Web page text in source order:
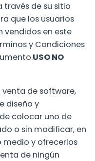
través de su sitio
que los usuarios
vendidos en este
y Condiciones
USO NO
de software,
diseño y
colocar uno de
o sin modificar, en
medio y ofrecerlos
de ningún